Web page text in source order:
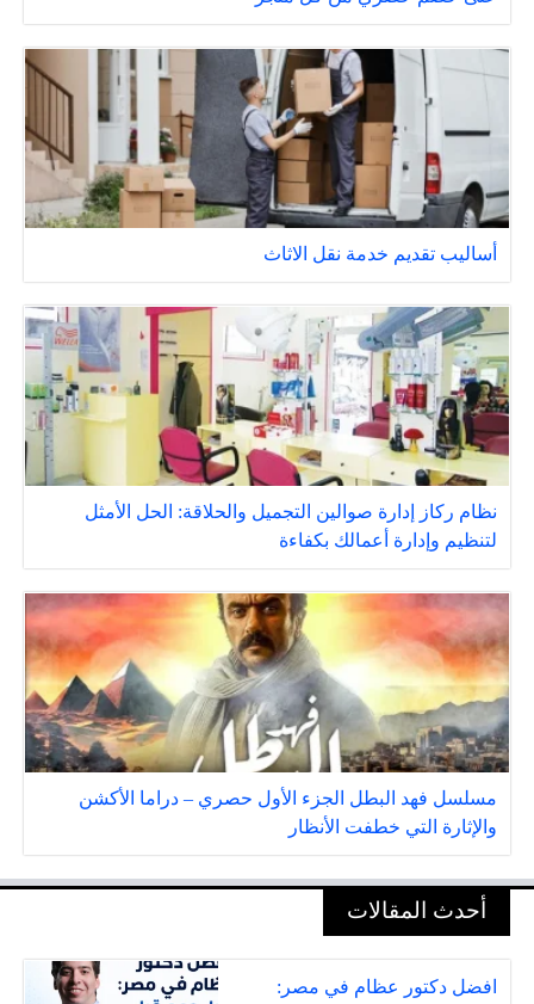
أساليب تقديم خدمة نقل الاثاث
نظام ركاز إدارة صوالين التجميل والحلاقة: الحل الأمثل
لتنظيم وإدارة أعمالك بكفاءة
مسلسل فهد البطل الجزء الأول حصري – دراما الأكشن
والإثارة التي خطفت الأنظار
أحدث المقالات
افضل دكتور عظام في مصر: